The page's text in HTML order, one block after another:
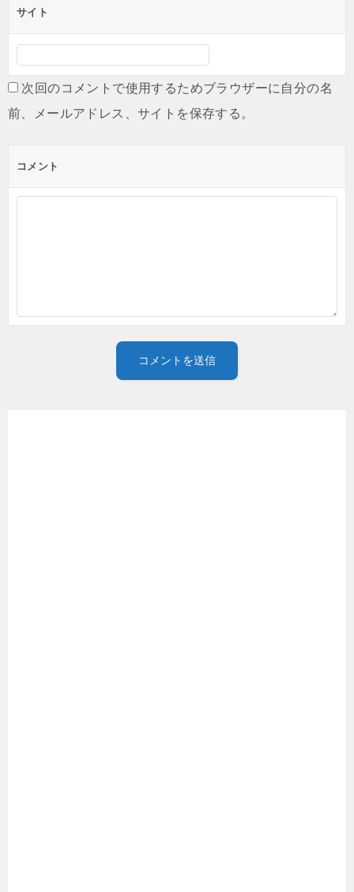
サイト
次回のコメントで使用するためブラウザーに自分の名
前、メールアドレス、サイトを保存する。
コメント